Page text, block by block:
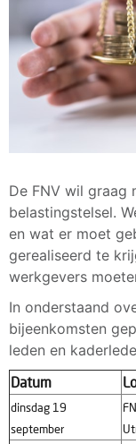
De FNV wil graag
belastingstelsel.
en wat er moet
gerealiseerd te
werkgevers
In onderstaand
bijeenkomsten
leden en
Datum
dinsdag 19
september